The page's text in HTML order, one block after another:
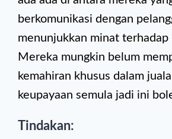
berkomunikasi dengan
menunjukkan minat terhadap
Mereka mungkin belum
kemahiran khusus dalam
keupayaan semula jadi ini
Tindakan: